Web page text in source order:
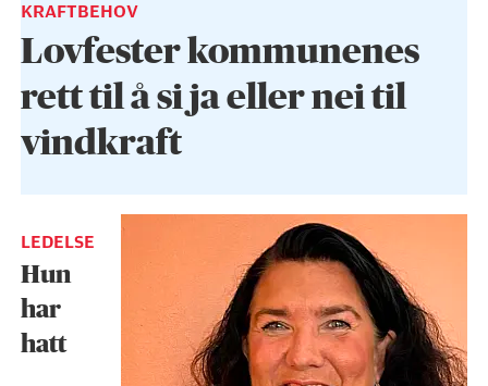
KRAFTBEHOV
Lovfester kommunenes
rett til å si ja eller nei til
vindkraft
LEDELSE
Hun
har
hatt